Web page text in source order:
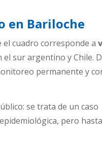
en Bariloche
el cuadro corresponde a
sur argentino y Chile.
permanente y
se trata de un caso
pero